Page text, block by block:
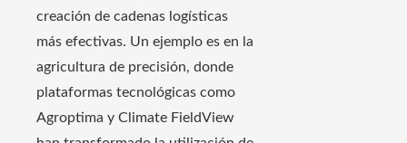
creación de cadenas logísticas
más efectivas. Un ejemplo es en la
agricultura de precisión, donde
plataformas tecnológicas como
Agroptima y Climate FieldView